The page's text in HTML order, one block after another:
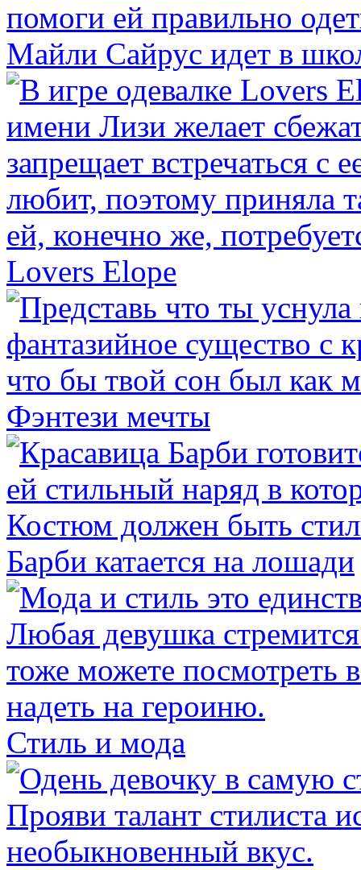
Майли Сайрус идет в
Lovers Elope
Фэнтези мечты
Барби катается на лошади
Стиль и мода